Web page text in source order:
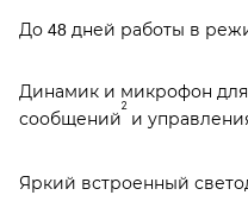
До 48 дней работы в
Динамик и микрофон
сообщений
2
и
Яркий встроенный